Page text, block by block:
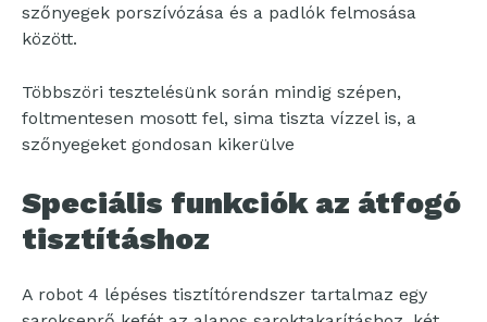
szőnyegek porszívózása és a padlók felmosása
között.
Többszöri tesztelésünk során mindig szépen,
foltmentesen mosott fel, sima tiszta vízzel is, a
szőnyegeket gondosan kikerülve
Speciális funkciók az átfogó
tisztításhoz
A robot 4 lépéses tisztítórendszer tartalmaz egy